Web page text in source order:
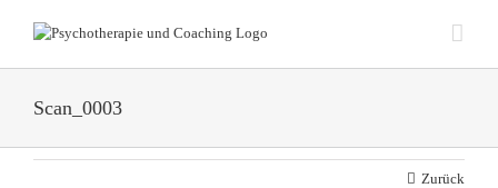
Scan_0003
Zurück